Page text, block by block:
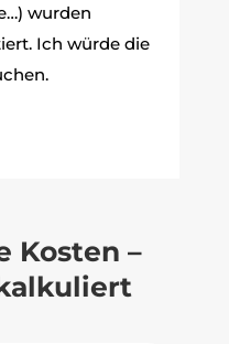
wurden
Ich würde die
Kosten –